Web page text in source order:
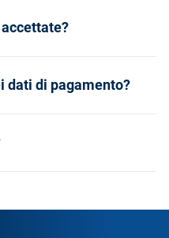
dati di pagamento?